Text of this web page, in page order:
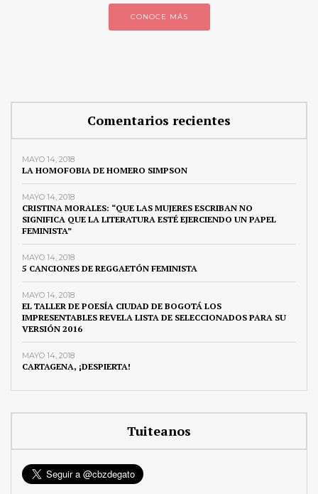
CONOCE MÁS
Comentarios recientes
MAYO 14, 2018
LA HOMOFOBIA DE HOMERO SIMPSON
MAYO 14, 2018
CRISTINA MORALES: “QUE LAS MUJERES ESCRIBAN NO
SIGNIFICA QUE LA LITERATURA ESTÉ EJERCIENDO UN PAPEL
FEMINISTA”
MAYO 14, 2018
5 CANCIONES DE REGGAETÓN FEMINISTA
MAYO 14, 2018
EL TALLER DE POESÍA CIUDAD DE BOGOTÁ LOS
IMPRESENTABLES REVELA LISTA DE SELECCIONADOS PARA SU
VERSIÓN 2016
MAYO 14, 2018
CARTAGENA, ¡DESPIERTA!
Tuiteanos